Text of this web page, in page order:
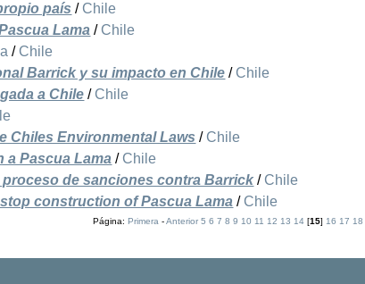
país / Chile
Lama / Chile
/ Chile
Barrick y su impacto en Chile / Chile
a Chile / Chile
Chiles Environmental Laws / Chile
a Pascua Lama / Chile
de sanciones contra Barrick / Chile
construction of Pascua Lama / Chile
Página: Primera-Anterior 5 6 7 8 9 10 11 12 13 14[15] 16 17 18